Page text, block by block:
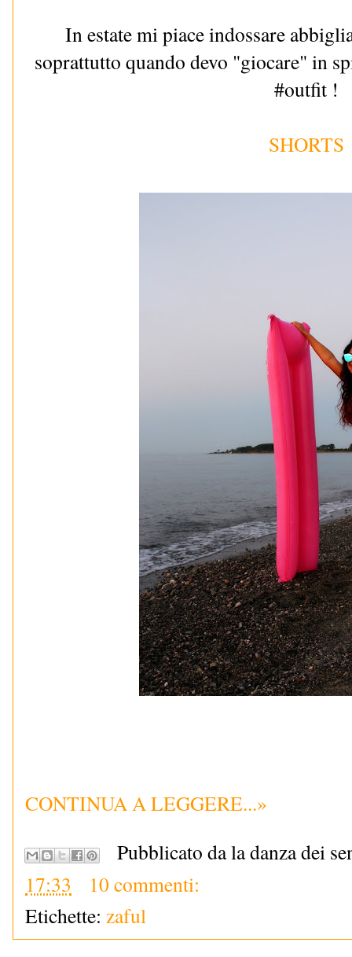
In estate mi piace indossare
soprattutto quando devo "giocare" in
#outfit !
SHORTS
CONTINUA A LEGGERE...»
Pubblicato da la danza dei
17:33
10 commenti:
Etichette: zaful